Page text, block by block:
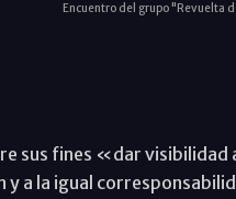
Encuentro del grupo "Revuelta
sus fines «dar visibilidad
a la igual